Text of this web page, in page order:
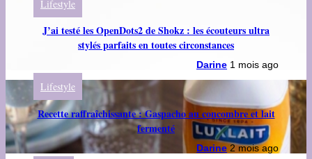
Lifestyle
J’ai testé les OpenDots2 de Shokz : les écouteurs ultra
stylés parfaits en toutes circonstances
Darine 1 mois ago
Lifestyle
Recette raffraîchissante : Gaspacho au concombre et lait
fermenté
Darine 2 mois ago